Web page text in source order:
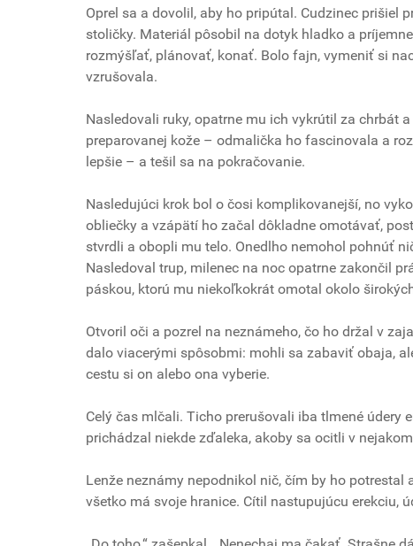
Oprel sa a dovolil, aby ho pripútal. Cudzinec prišiel
stoličky. Materiál pôsobil na dotyk hladko a
rozmýšľať, plánovať, konať. Bolo fajn, vymeniť si
vzrušovala.
Nasledovali ruky, opatrne mu ich vykrútil za chrbát
preparovanej kože – odmalička ho fascinovala a
lepšie – a tešil sa na pokračovanie.
Nasledujúci krok bol o čosi komplikovanejší, no
obliečky a vzápätí ho začal dôkladne omotávať,
stvrdli a obopli mu telo. Onedlho nemohol pohnúť
Nasledoval trup, milenec na noc opatrne zakončil
páskou, ktorú mu niekoľkokrát omotal okolo
Otvoril oči a pozrel na neznámeho, čo ho držal v
dalo viacerými spôsobmi: mohli sa zabaviť obaja,
cestu si on alebo ona vyberie.
Celý čas mlčali. Ticho prerušovali iba tlmené údery
prichádzal niekde zďaleka, akoby sa ocitli v
Lenže neznámy nepodnikol nič, čím by ho
všetko má svoje hranice. Cítil nastupujúcu erekciu,